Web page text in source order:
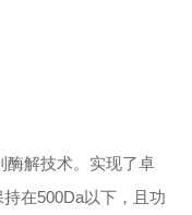
酶解技术。实现了卓
在500Da以下，且功